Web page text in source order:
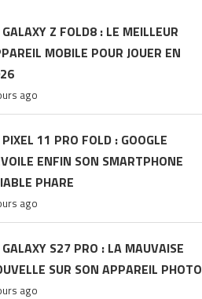
GALAXY Z FOLD8 : LE MEILLEUR
MOBILE POUR JOUER EN
ago
PIXEL 11 PRO FOLD : GOOGLE
ENFIN SON SMARTPHONE
PHARE
ago
GALAXY S27 PRO : LA MAUVAISE
SUR SON APPAREIL PHOTO
ago